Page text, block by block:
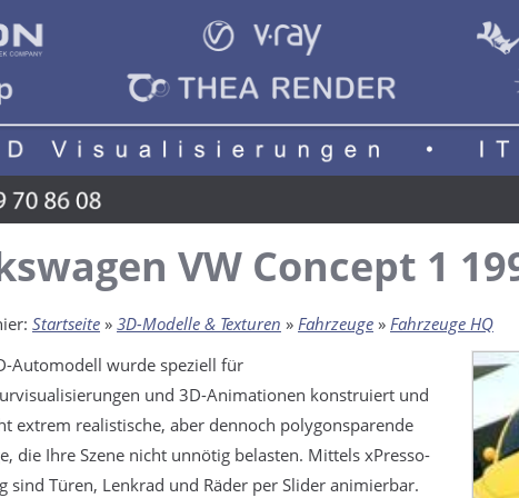
VW Concept 1
Startseite » 3D-Modelle & Texturen » Fahrzeuge » Fahrzeuge HQ
Automodell wurde speziell für
und 3D-Animationen konstruiert und
extrem realistische, aber dennoch polygonsparende
die Ihre Szene nicht unnötig belasten. Mittels xPresso-
sind Türen, Lenkrad und Räder per Slider animierbar.